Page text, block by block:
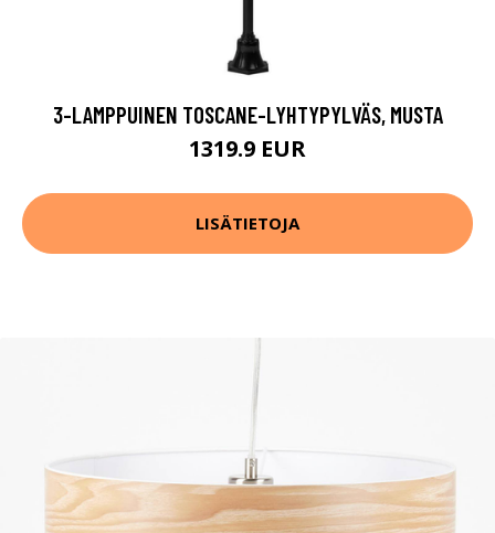
3-LAMPPUINEN TOSCANE-LYHTYPYLVÄS, MUSTA
1319.9 EUR
LISÄTIETOJA